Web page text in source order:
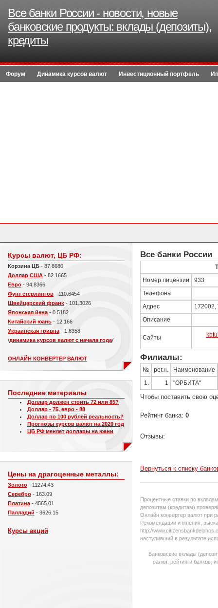
Все банки России - новости, новые
банковские продукты: вклады (депозиты),
кредиты
Форум Динамика курсов валют Инвестиционный портфель
Курсы валют, ЦБ РФ:
Корзина ЦБ - 87.8680
Доллар США - 82.1665
Евро - 94.8366
Фунт стерлингов - 110.6454
Швейцарский франк - 101.3026
Японская йена - 0.5182
Китайский юань - 12.166
Украинская гривна - 1.8358
/динамика курсов валют с начала года/
ОНЛАЙН КОНВЕРТЕР ВАЛЮТ
Последние материалы
Доллар должен стоить 72 или 85?
Доллар - 75, евро - 88
Доллар по 100 рублей реальность?
Прогнозы курсов валют на 2020 год
ЦБ РФ меняет доллары на юани
Цены на драгоценные металлы:
Золото - 11274.43
Серебро - 163.09
Платина - 4565.01
Палладий - 3626.15
Курсы акций
Все банки России
Номер лицензии 933
Телефоны
Адрес 172002,
Описание
Сайты
Филиалы:
№ рег.н. Наименование
1. 1 "ОРБИТА"
Чтобы поставить свою
Рейтинг банка: 0
Отзывы:
Вернуться к списку
Процентные ставки по
депозитам (кредитам)
Онлайн конвертер валют при
Рекомендации и мнения,
http://
наступивший в результате
Банковские вклады
валют, рейтинги банков,